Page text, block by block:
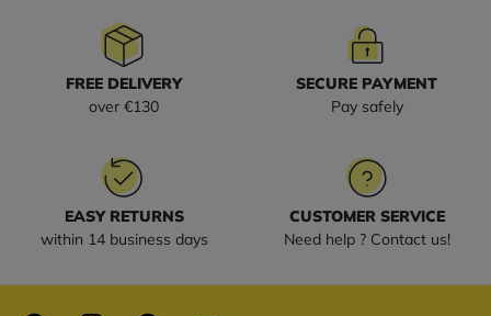
FREE DELIVERY
over €130
SECURE PAYMENT
Pay safely
EASY RETURNS
within 14 business days
CUSTOMER SERVICE
Need help ? Contact us!